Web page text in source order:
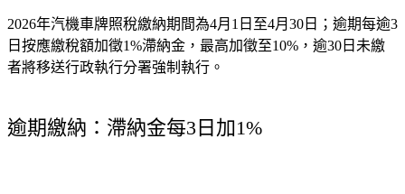
2026年汽機車牌照稅繳納期間為4月1日至4月30日；逾期每逾3
日按應繳稅額加徵1%滯納金，最高加徵至10%，逾30日未繳
者將移送行政執行分署強制執行。
逾期繳納：滯納金每3日加1%